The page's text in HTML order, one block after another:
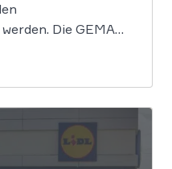
Die GEMA
verteidigen. Dem
KI-Musik-
vorgeworfen. Die
Durfte Suno […]